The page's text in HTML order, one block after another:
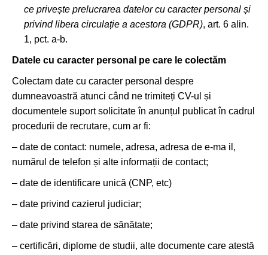
ce privește prelucrarea datelor cu caracter personal și
privind libera circulație a acestora (GDPR), art. 6 alin.
1, pct. a-b.
Datele cu caracter personal pe care le colectăm
Colectam date cu caracter personal despre
dumneavoastră atunci când ne trimiteți CV-ul și
documentele suport solicitate în anunțul publicat în cadrul
procedurii de recrutare, cum ar fi:
– date de contact: numele, adresa, adresa de e-ma il,
numărul de telefon și alte informații de contact;
– date de identificare unică (CNP, etc)
– date privind cazierul judiciar;
– date privind starea de sănătate;
– certificări, diplome de studii, alte documente care atestă